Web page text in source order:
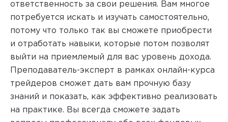
ответственность за свои решения. Вам многое
потребуется искать и изучать самостоятельно,
потому что только так вы сможете приобрести
и отработать навыки, которые потом позволят
выйти на приемлемый для вас уровень дохода.
Преподаватель-эксперт в рамках онлайн-курса
трейдеров сможет дать вам прочную базу
знаний и показать, как эффективно реализовать
на практике. Вы всегда сможете задать